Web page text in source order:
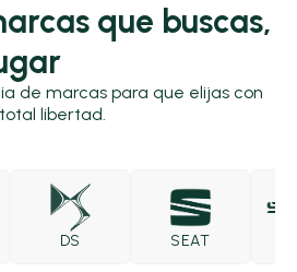
que buscas,
de marcas para que elijas con
total libertad.
SEAT